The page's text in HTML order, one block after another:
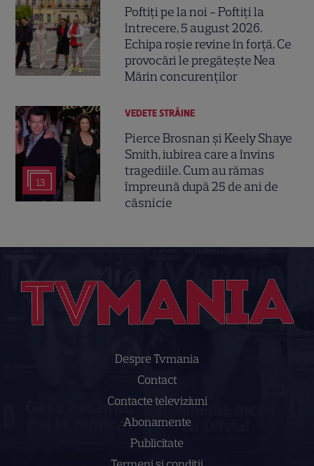
Poftiți pe la noi - Poftiți la
întrecere, 5 august 2026.
Echipa roșie revine în forță. Ce
provocări le pregătește Nea
Mărin concurenților
13
VEDETE STRĂINE
Pierce Brosnan și Keely Shaye
Smith, iubirea care a învins
tragediile. Cum au rămas
împreună după 25 de ani de
căsnicie
Despre Tvmania
Contact
Contacte televiziuni
Abonamente
Publicitate